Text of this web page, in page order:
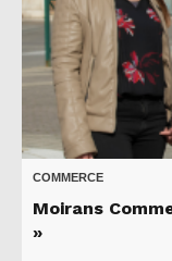
COMMERCE
Moirans
»